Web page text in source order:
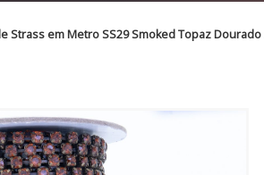
Strass em Metro SS29 Smoked Topaz